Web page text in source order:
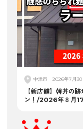
中津市 2026年7月30
【新店舗】韓丼の
ン！/2026年８月